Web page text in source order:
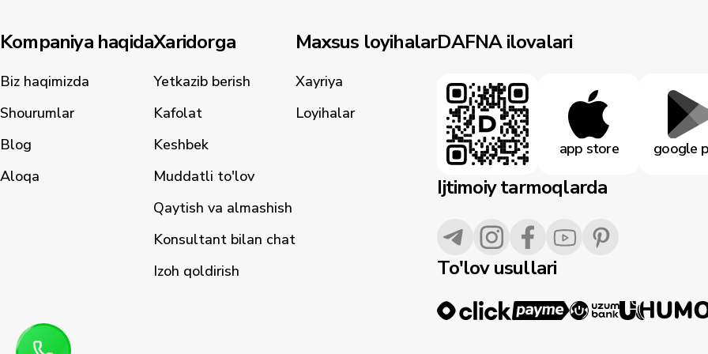
Kompaniya haqida
Biz haqimizda
Shourumlar
Blog
Aloqa
Xaridorga
Yetkazib berish
Kafolat
Keshbek
Muddatli to'lov
Qaytish va almashish
Konsultant bilan chat
Izoh qoldirish
Maxsus loyihalar
Xayriya
Loyihalar
DAFNA ilovalari
app store google
Ijtimoiy tarmoqlarda
To'lov usullari